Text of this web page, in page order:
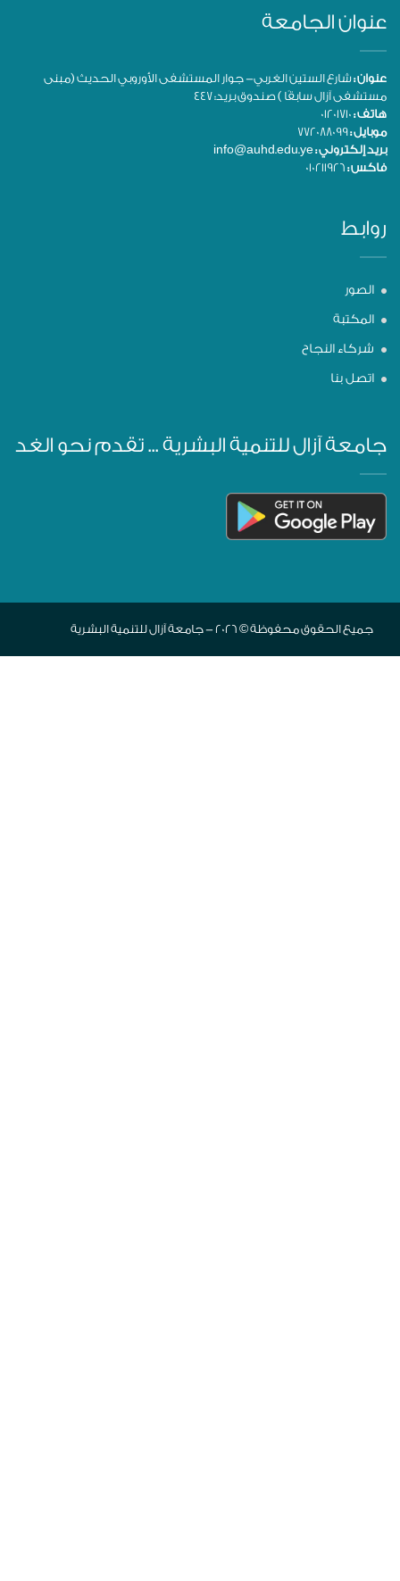
عنوان الجامعة
عنوان :شارع الستين الغربي- جوار المستشفى الأوروبي الحديث (مبنى
مستشفى آزال سابقًا ) صندوق بريد: 447
هاتف :
موبايل :
بريد إلكتروني :
فاكس :
روابط
الصور
المكتبة
شركاء النجاح
اتصل بنا
جامعة آزال للتنمية البشرية ... تقدم نحو الغد
جميع الحقوق محفوظة © 2026 - جامعة آزال للتنمية البشرية